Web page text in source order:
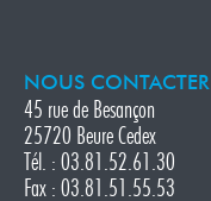
NOUS CONTACTER
45 rue de Besançon
25720 Beure Cedex
Tél. : 03.81.52.61.30
Fax : 03.81.51.55.53